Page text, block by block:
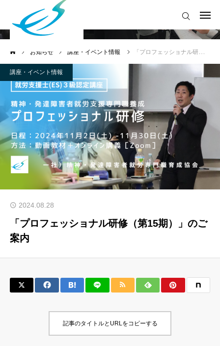
お知らせ 講座・イベント情報 「プロフェッショナル研修（第15期）」のご案内
講座・イベント情報
2024.08.28
「プロフェッショナル研修（第15期）」のご
案内
記事のタイトルとURLをコピーする
精神・発達障害者就労支援専門職育成協会（略
称：ES協会）
ログイン
お知らせ